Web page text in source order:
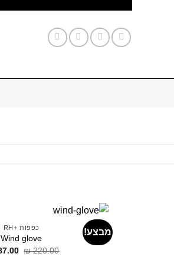
מבצע! כפפות +RH
Wind glove
₪220.00
דילוג